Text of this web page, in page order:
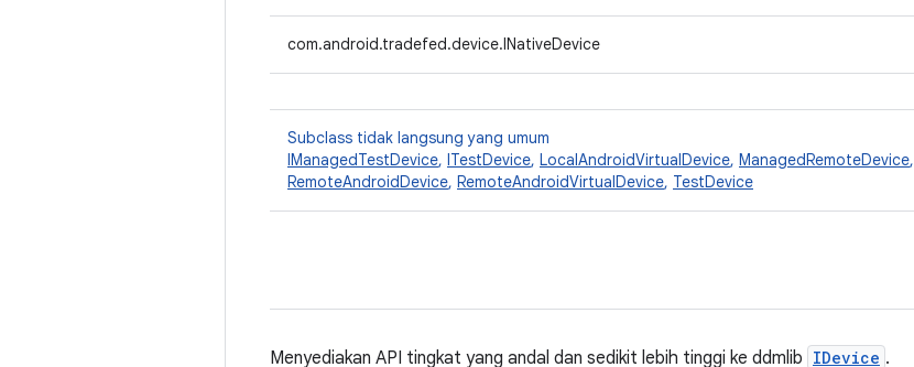
com.android.tradefed.device.INativeDevice
Subclass tidak langsung yang umum
IManagedTestDevice, ITestDevice, LocalAndroidVirtualDevice, ManagedRemoteDevice,
RemoteAndroidDevice, RemoteAndroidVirtualDevice, TestDevice
Menyediakan API tingkat yang andal dan sedikit lebih tinggi ke ddmlib IDevice .